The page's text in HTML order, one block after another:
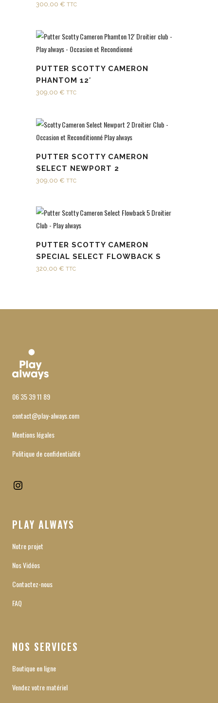
300,00 € TTC
PUTTER SCOTTY CAMERON
PHANTOM 12′
309,00 € TTC
PUTTER SCOTTY CAMERON
SELECT NEWPORT 2
309,00 € TTC
PUTTER SCOTTY CAMERON
SPECIAL SELECT FLOWBACK S
320,00 € TTC
06 35 39 11 89
contact@play-always.com
Mentions légales
Politique de confidentialité
PLAY ALWAYS
Notre projet
Nos Vidéos
Contactez-nous
FAQ
NOS SERVICES
Boutique en ligne
Vendez votre matériel